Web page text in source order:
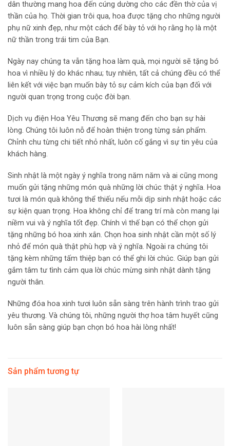
dân thường mang hoa đến cúng dường cho các đền thờ của vị
thần của họ. Thời gian trôi qua, hoa được tặng cho những người
phụ nữ xinh đẹp, như một cách để bày tỏ với họ rằng họ là một
nữ thần trong trái tim của Bạn.
Ngày nay chúng ta vẫn tặng hoa làm quà, mọi người sẽ tặng bó
hoa vì nhiều lý do khác nhau; tuy nhiên, tất cả chúng đều có thể
liên kết với việc bạn muốn bày tỏ sự cảm kích của bạn đối với
người quan trọng trong cuộc đời bạn.
Dịch vụ điện Hoa Yêu Thương sẽ mang đến cho bạn sự hài
lòng. Chúng tôi luôn nỗ để hoàn thiện trong từng sản phẩm.
Chỉnh chu từng chi tiết nhỏ nhất, luôn cố gắng vì sự tin yêu của
khách hàng.
Sinh nhật là một ngày ý nghĩa trong năm năm và ai cũng mong
muốn gửi tặng những món quà những lời chúc thật ý nghĩa. Hoa
tươi là món quà không thể thiếu nếu mỗi dịp sinh nhật hoặc các
sự kiện quan trọng. Hoa không chỉ để trang trí mà còn mang lại
niềm vui và ý nghĩa tốt đẹp. Chính vì thế bạn có thể chọn gửi
tặng những bó hoa xinh xắn. Chọn hoa sinh nhật cần một số lý
nhỏ để món quà thật phù hợp và ý nghĩa. Ngoài ra chúng tôi
tặng kèm những tấm thiệp bạn có thể ghi lời chúc. Giúp bạn gửi
gắm tâm tư tình cảm qua lời chúc mừng sinh nhật dành tặng
người thân.
Những đóa hoa xinh tươi luôn sẵn sàng trên hành trình trao gửi
yêu thương. Và chúng tôi, những người thợ hoa tâm huyết cũng
luôn sẵn sàng giúp bạn chọn bó hoa hài lòng nhất!
Sản phẩm tương tự